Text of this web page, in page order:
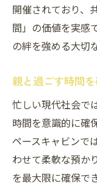
開催されており、
間」の価値を実感
の絆を強める大切
親と過ごす時間
忙しい現代社会で
時間を意識的に確
ペースキャビンで
わせて柔軟な預か
を最大限に確保で